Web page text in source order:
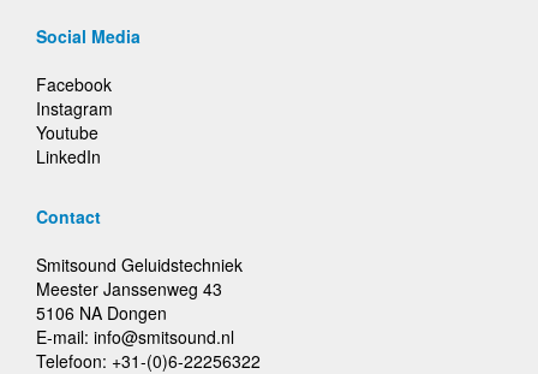
Social Media
Facebook
Instagram
Youtube
LinkedIn
Contact
Smitsound Geluidstechniek
Meester Janssenweg 43
5106 NA Dongen
E-mail: info@smitsound.nl
Telefoon: +31-(0)6-22256322